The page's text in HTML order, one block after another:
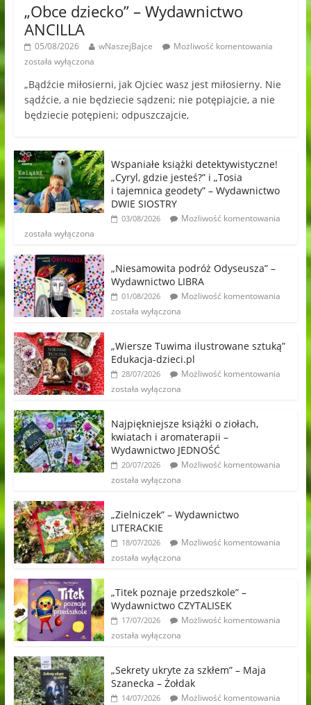
„Obce dziecko” – Wydawnictwo
ANCILLA
05/08/2026 wNaszejBajce
Możliwość komentowania
została wyłączona
„Bądźcie miłosierni, jak Ojciec wasz jest miłosierny. Nie
sądźcie, a nie będziecie sądzeni; nie potępiajcie, a nie
będziecie potępieni; odpuszczajcie,
Wspaniałe książki detektywistyczne!
„Cyryl, gdzie jesteś?” i „Tosia
i tajemnica geodety” – Wydawnictwo
DWIE SIOSTRY
03/08/2026
Możliwość komentowania
została wyłączona
„Niesamowita podróż Odyseusza” –
Wydawnictwo LIBRA
01/08/2026
Możliwość komentowania
została wyłączona
„Wiersze Tuwima ilustrowane sztuką”
Edukacja-dzieci.pl
28/07/2026
Możliwość komentowania
została wyłączona
Najpiękniejsze książki o ziołach,
kwiatach i aromaterapii –
Wydawnictwo JEDNOŚĆ
20/07/2026
Możliwość komentowania
została wyłączona
„Zielniczek” – Wydawnictwo
LITERACKIE
18/07/2026
Możliwość komentowania
została wyłączona
„Titek poznaje przedszkole” –
Wydawnictwo CZYTALISEK
17/07/2026
Możliwość komentowania
została wyłączona
„Sekrety ukryte za szkłem” – Maja
Szanecka – Żołdak
14/07/2026
Możliwość komentowania